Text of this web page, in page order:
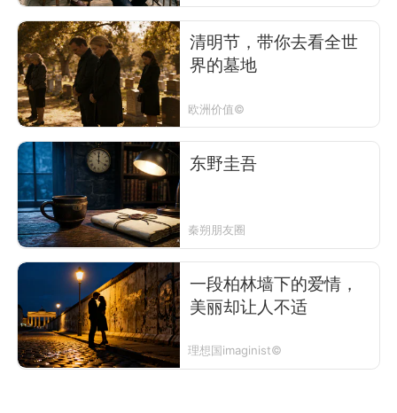
清明节，带你去看全世
界的墓地
欧洲价值©
东野圭吾
秦朔朋友圈
一段柏林墙下的爱情，
美丽却让人不适
理想国imaginist©